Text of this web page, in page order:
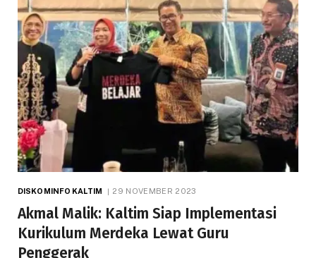
DISKOMINFO KALTIM 29 NOVEMBER 2023
Akmal Malik: Kaltim Siap Implementasi
Kurikulum Merdeka Lewat Guru
Penggerak